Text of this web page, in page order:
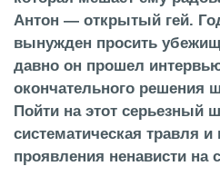
Антон — открытый гей.
вынужден просить
давно он прошел
окончательного решения
Пойти на этот серьезный
систематическая травля
проявления ненависти на